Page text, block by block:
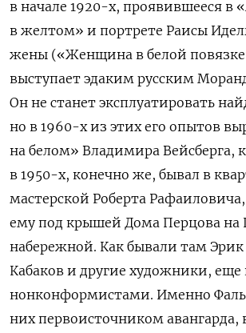
в начале 1920-х, проявившееся в
в желтом» и портрете Раисы
жены («Женщина в белой
выступает эдаким русским
Он не станет эксплуатировать
но в 1960-х из этих его опытов
на белом» Владимира Вейсберга,
в 1950-х, конечно же, бывал в
мастерской Роберта
ему под крышей Дома Перцова на
набережной. Как бывали там Эрик
Кабаков и другие художники, еще
нонконформистами. Именно
них первоисточником авангарда,